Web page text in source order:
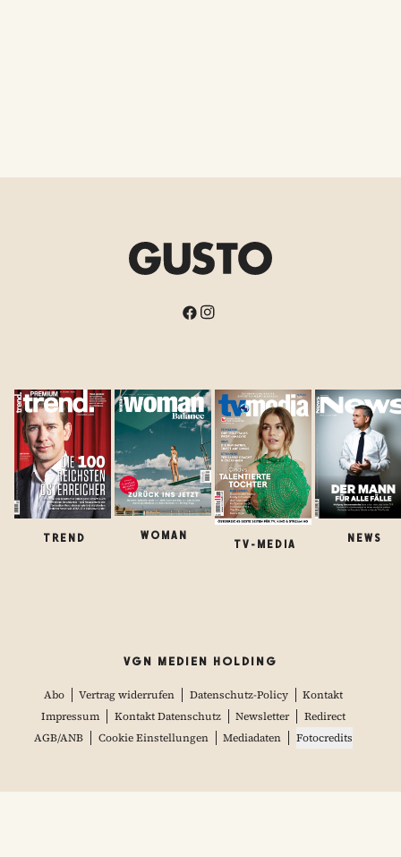
TREND WOMAN
TV-MEDIA
NEWS
VGN MEDIEN HOLDING
Abo Vertrag widerrufen Datenschutz-Policy
Kontakt
Impressum
Kontakt Datenschutz Newsletter
Redirect
AGB/ANB
Cookie Einstellungen Mediadaten Fotocredits